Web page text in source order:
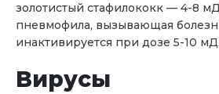
золотистый стафилококк — 4-8
пневмофила, вызывающая
инактивируется при дозе 5-10
Вирусы